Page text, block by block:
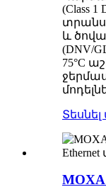
(Class 1
և
(DNV/
75°C
MOXA